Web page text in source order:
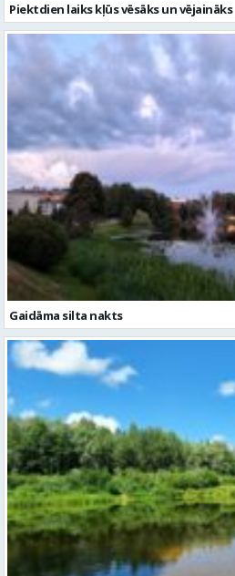
Piektdien laiks kļūs vēsāks un vējaināks
Gaidāma silta nakts